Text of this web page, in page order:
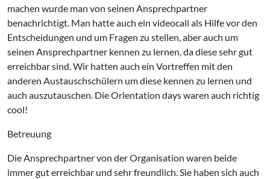
machen wurde man von seinen Ansprechpartner
benachrichtigt. Man hatte auch ein videocall als Hilfe vor den
Entscheidungen und um Fragen zu stellen, aber auch um
seinen Ansprechpartner kennen zu lernen, da diese sehr gut
erreichbar sind. Wir hatten auch ein Vortreffen mit den
anderen Austauschschülern um diese kennen zu lernen und
auch auszutauschen. Die Orientation days waren auch richtig
cool!
Betreuung
Die Ansprechpartner von der Organisation waren beide
immer gut erreichbar und sehr freundlich. Sie haben sich auch